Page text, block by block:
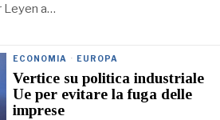
Leyen a…
ECONOMIA · EUROPA
Vertice su politica industriale
Ue per evitare la fuga delle
imprese